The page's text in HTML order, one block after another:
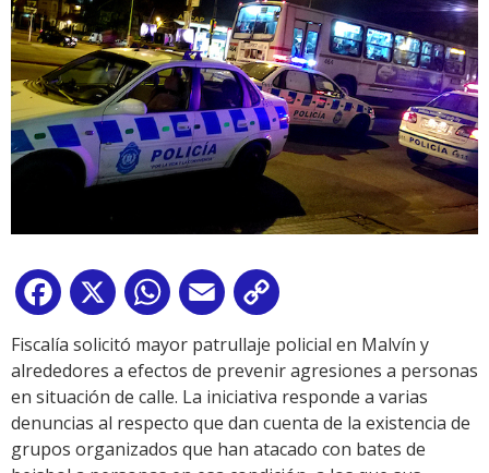
Facebook
X WhatsApp
Email
Link
Fiscalía solicitó mayor patrullaje policial en Malvín y
alrededores a efectos de prevenir agresiones a personas
en situación de calle. La iniciativa responde a varias
denuncias al respecto que dan cuenta de la existencia de
grupos organizados que han atacado con bates de